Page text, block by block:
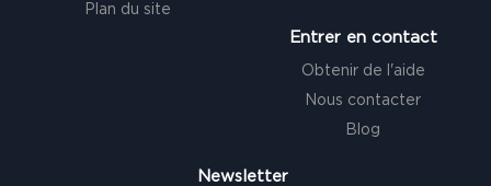
Plan du site
Entrer en contact
Obtenir de l'aide
Nous contacter
Blog
Newsletter